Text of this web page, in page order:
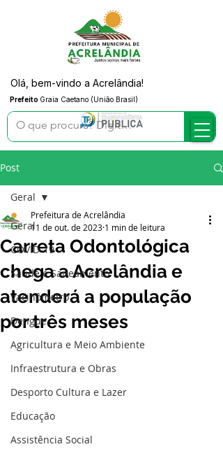
Prefeito Graia Caetano (União Brasil)
Olá, bem-vindo a Acrelândia!
Post
Geral
COVID-19
Saúde e Saneamento
Vacinômetro
Dengue
Agricultura e Meio Ambiente
Infraestrutura e Obras
Desporto Cultura e Lazer
Educação
Assistência Social
Geral
Carreta Odontológica
chega a Acrelândia e
atenderá a população
por três meses
Prefeitura de Acrelândia
11 de out. de 2023 1 min de leitura